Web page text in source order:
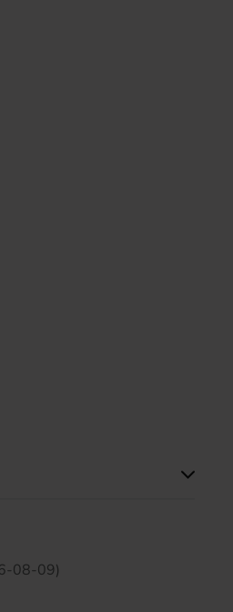
08-09)